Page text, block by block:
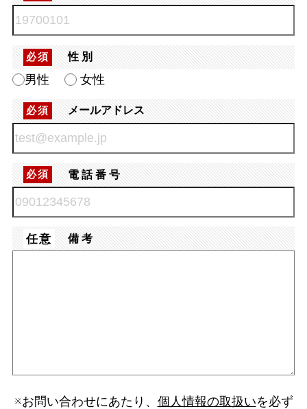
必須 性別
男性 女性
必須 メールアドレス
必須 電話番号
任意 備考
※お問い合わせにあたり、 個人情報の取扱いを必ず